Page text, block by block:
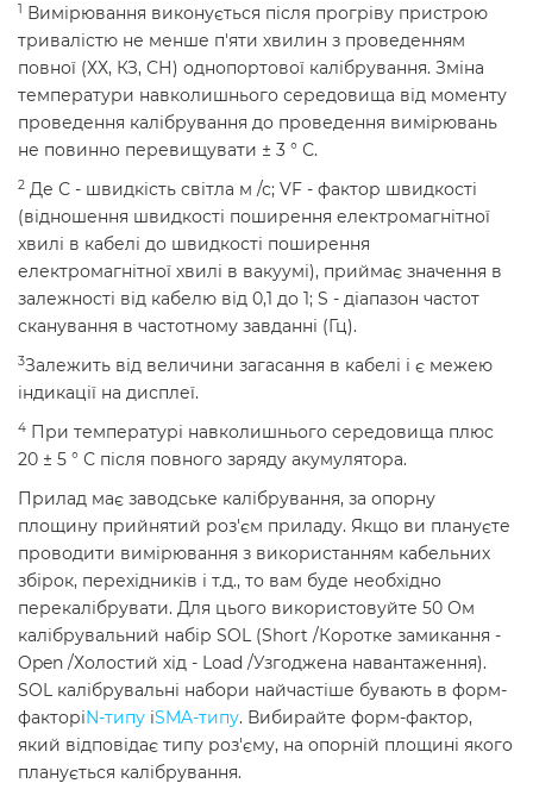
1
Вимірювання виконується після прогріву пристрою
тривалістю не менше п'яти хвилин з проведенням
повної (ХХ, КЗ, СН) однопортової калібрування. Зміна
температури навколишнього середовища від моменту
проведення калібрування до проведення вимірювань
не повинно перевищувати ± 3 ° С.
2 Де С - швидкість світла м /с; VF - фактор швидкості
(відношення швидкості поширення електромагнітної
хвилі в кабелі до швидкості поширення
електромагнітної хвилі в вакуумі), приймає значення в
залежності від кабелю від 0,1 до 1; S - діапазон частот
сканування в частотному завданні (Гц).
3Залежить від величини загасання в кабелі і є межею
індикації на дисплеї.
4 При температурі навколишнього середовища плюс
20 ± 5 ° С після повного заряду акумулятора.
Прилад має заводське калібрування, за опорну
площину прийнятий роз'єм приладу. Якщо ви плануєте
проводити вимірювання з використанням кабельних
збірок, перехідників і т.д., то вам буде необхідно
перекалібрувати. Для цього використовуйте 50 Ом
калібрувальний набір SOL (Short /Коротке замикання -
Open /Холостий хід - Load /Узгоджена навантаження).
SOL калібрувальні набори найчастіше бувають в форм-
факторіN-типу іSMA-типу. Вибирайте форм-фактор,
який відповідає типу роз'єму, на опорній площині якого
планується калібрування.